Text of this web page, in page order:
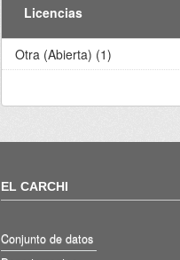
Licencias
Otra (Abierta) (1)
EL CARCHI
Conjunto de datos